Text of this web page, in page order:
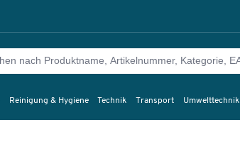
Reinigung & Hygiene Technik Transport Umwelttechnik